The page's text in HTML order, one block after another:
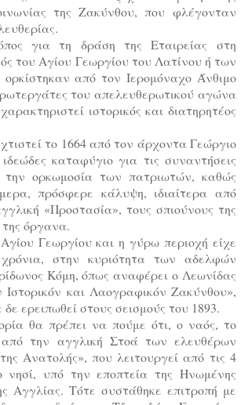
της Ζακύνθου, που φλέγονταν
για τη δράση της Εταιρείας στη
του Αγίου Γεωργίου του Λατίνου ή των
από τον Ιερομόναχο Άνθιμο
του απελευθερωτικού αγώνα
ιστορικός και διατηρητέος
το 1664 από τον άρχοντα Γεώργιο
καταφύγιο για τις συναντήσεις
την ορκωμοσία των πατριωτών, καθώς
πρόσφερε κάλυψη, ιδιαίτερα από
«Προστασία», τους σπιούνους της
όργανα.
Γεωργίου και η γύρω περιοχή είχε
στην κυριότητα των αδελφών
Κόμη, όπως αναφέρει ο Λεωνίδας
Ιστορικόν και Λαογραφικόν Ζακύνθου»,
ερειπωθεί στους σεισμούς του 1893.
θα πρέπει να πούμε ότι, ο ναός, το
την αγγλική Στοά των ελευθέρων
Ανατολής», που λειτουργεί από τις 4
νησί, υπό την εποπτεία της Ηνωμένης
Αγγλίας. Τότε συστάθηκε επιτροπή με